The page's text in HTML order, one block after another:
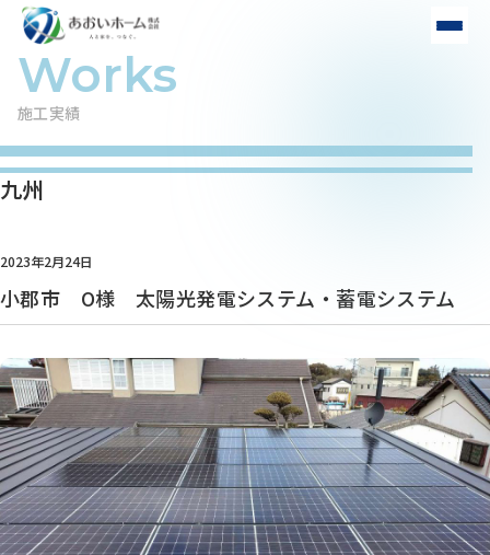
施工実績
九州
2023年2月24日
小郡市 O様 太陽光発電システム・蓄電システム